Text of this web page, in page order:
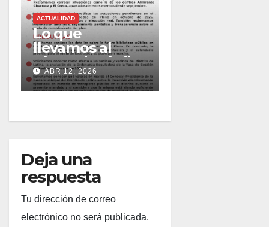
ACTUALIDAD
Lo que
llevamos al
Pleno de abril
2026
ABR 12, 2026
Deja una
respuesta
Tu dirección de correo
electrónico no será publicada.